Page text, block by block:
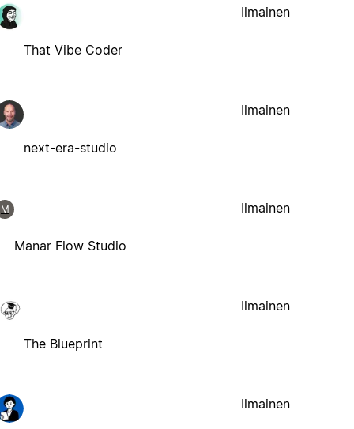
That Vibe Coder
Ilmainen
next-era-studio
Ilmainen
M
Manar Flow Studio
Ilmainen
The Blueprint
Ilmainen
Ilmainen